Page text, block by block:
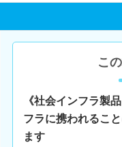
こ
《社会インフラ製
フラに携われるこ
ます